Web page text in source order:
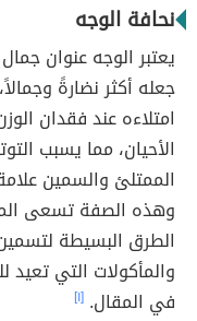
نحافة الوجه
يعتبر الوجه عنوان
جعله أكثر نضارةً
امتلاءه عند فقدان
الأحيان، مما يسبب
الممتلئ والسمين
وهذه الصفة تسعى
الطرق البسيطة
والمأكولات التي تعيد
في المقال. [١]